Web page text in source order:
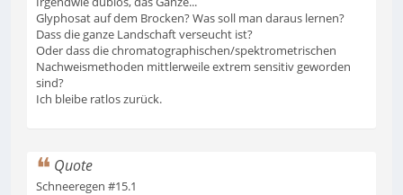
Glyphosat auf dem Brocken? Was soll man daraus lernen?
Dass die ganze Landschaft verseucht ist?
Oder dass die chromatographischen/spektrometrischen
Nachweismethoden mittlerweile extrem sensitiv geworden
sind?
Ich bleibe ratlos zurück.
Quote
Schneeregen #15.1